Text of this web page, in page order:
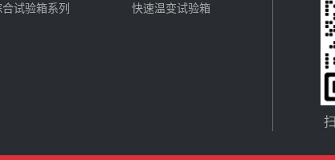
试验箱系列
快速温变试验箱